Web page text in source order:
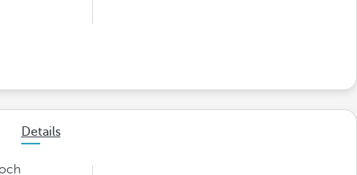
Details